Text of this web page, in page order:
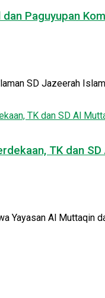
Paguyupan
SD Jazeerah
TK dan
Yayasan Al Muttaqin